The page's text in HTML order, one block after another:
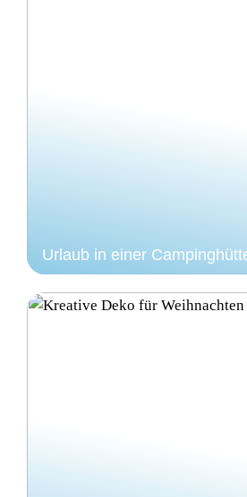
Urlaub in einer